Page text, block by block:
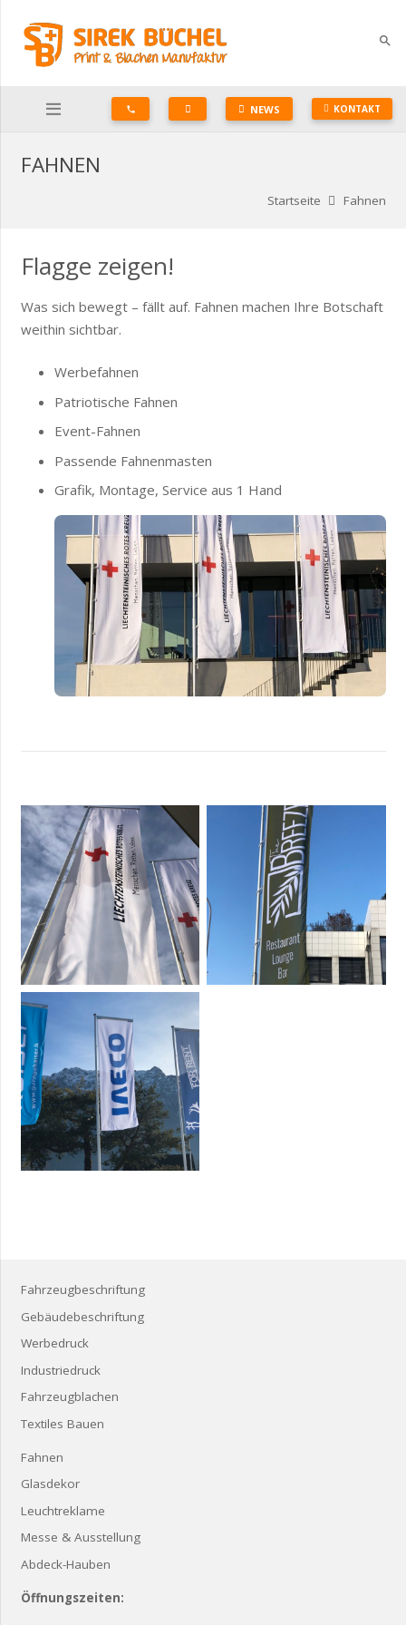
search
phone NEWS KONTAKT
FAHNEN
Startseite Fahnen
Flagge zeigen!
Was sich bewegt – fällt auf. Fahnen machen Ihre Botschaft
weithin sichtbar.
Werbefahnen
Patriotische Fahnen
Event-Fahnen
Passende Fahnenmasten
Grafik, Montage, Service aus 1 Hand
Fahrzeugbeschriftung
Gebäudebeschriftung
Werbedruck
Industriedruck
Fahrzeugblachen
Textiles Bauen
Fahnen
Glasdekor
Leuchtreklame
Messe & Ausstellung
Abdeck-Hauben
Öffnungszeiten: